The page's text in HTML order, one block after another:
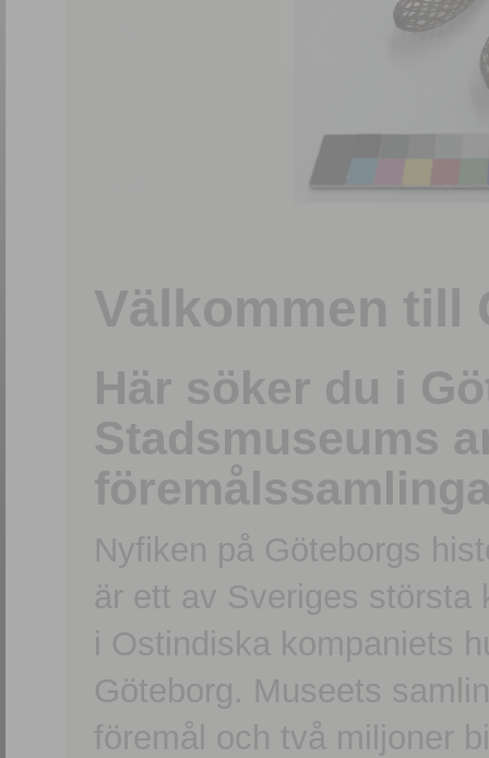
Välkommen till
Här söker du i
Stadsmuseums
Nyfiken på Göteborgs
är ett av Sveriges största
i Ostindiska kompaniets
Göteborg. Museets
föremål och två miljoner